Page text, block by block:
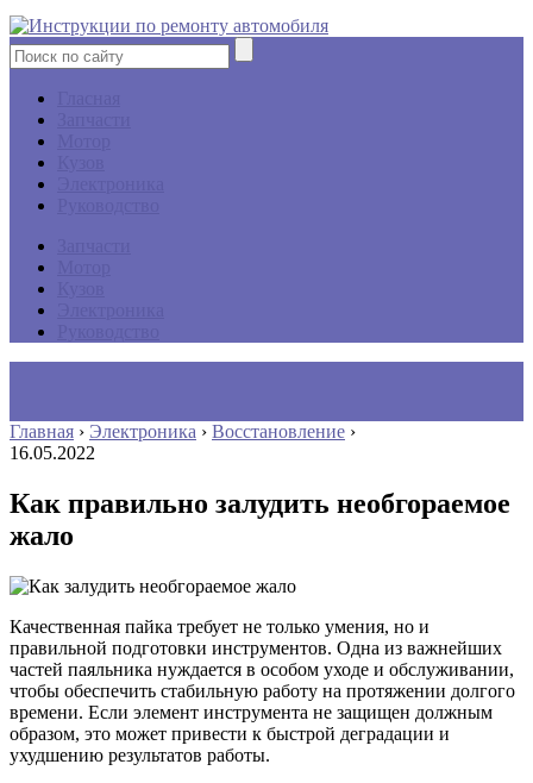
Главная › Электроника › Восстановление ›
16.05.2022
Как правильно залудить необгораемое
жало
Качественная пайка требует не только умения, но и
правильной подготовки инструментов. Одна из важнейших
частей паяльника нуждается в особом уходе и обслуживании,
чтобы обеспечить стабильную работу на протяжении долгого
времени. Если элемент инструмента не защищен должным
образом, это может привести к быстрой деградации и
ухудшению результатов работы.